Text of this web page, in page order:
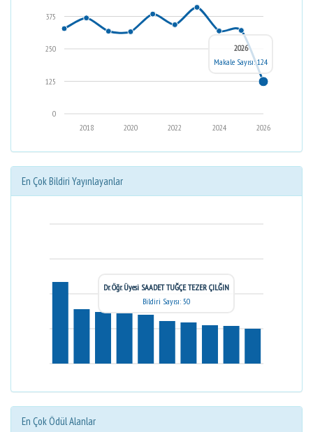
0
125
250
375
2026
2024
2022
2020
2018
2026
Makale Sayısı: 124
En Çok Bildiri Yayınlayanlar
Dr. Öğr. Üyesi SAADET TUĞÇE TEZER ÇILĞIN
Bildiri Sayısı: 50
En Çok Ödül Alanlar